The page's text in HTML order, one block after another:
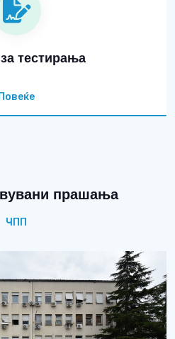
тестирања
прашања
ЧПП